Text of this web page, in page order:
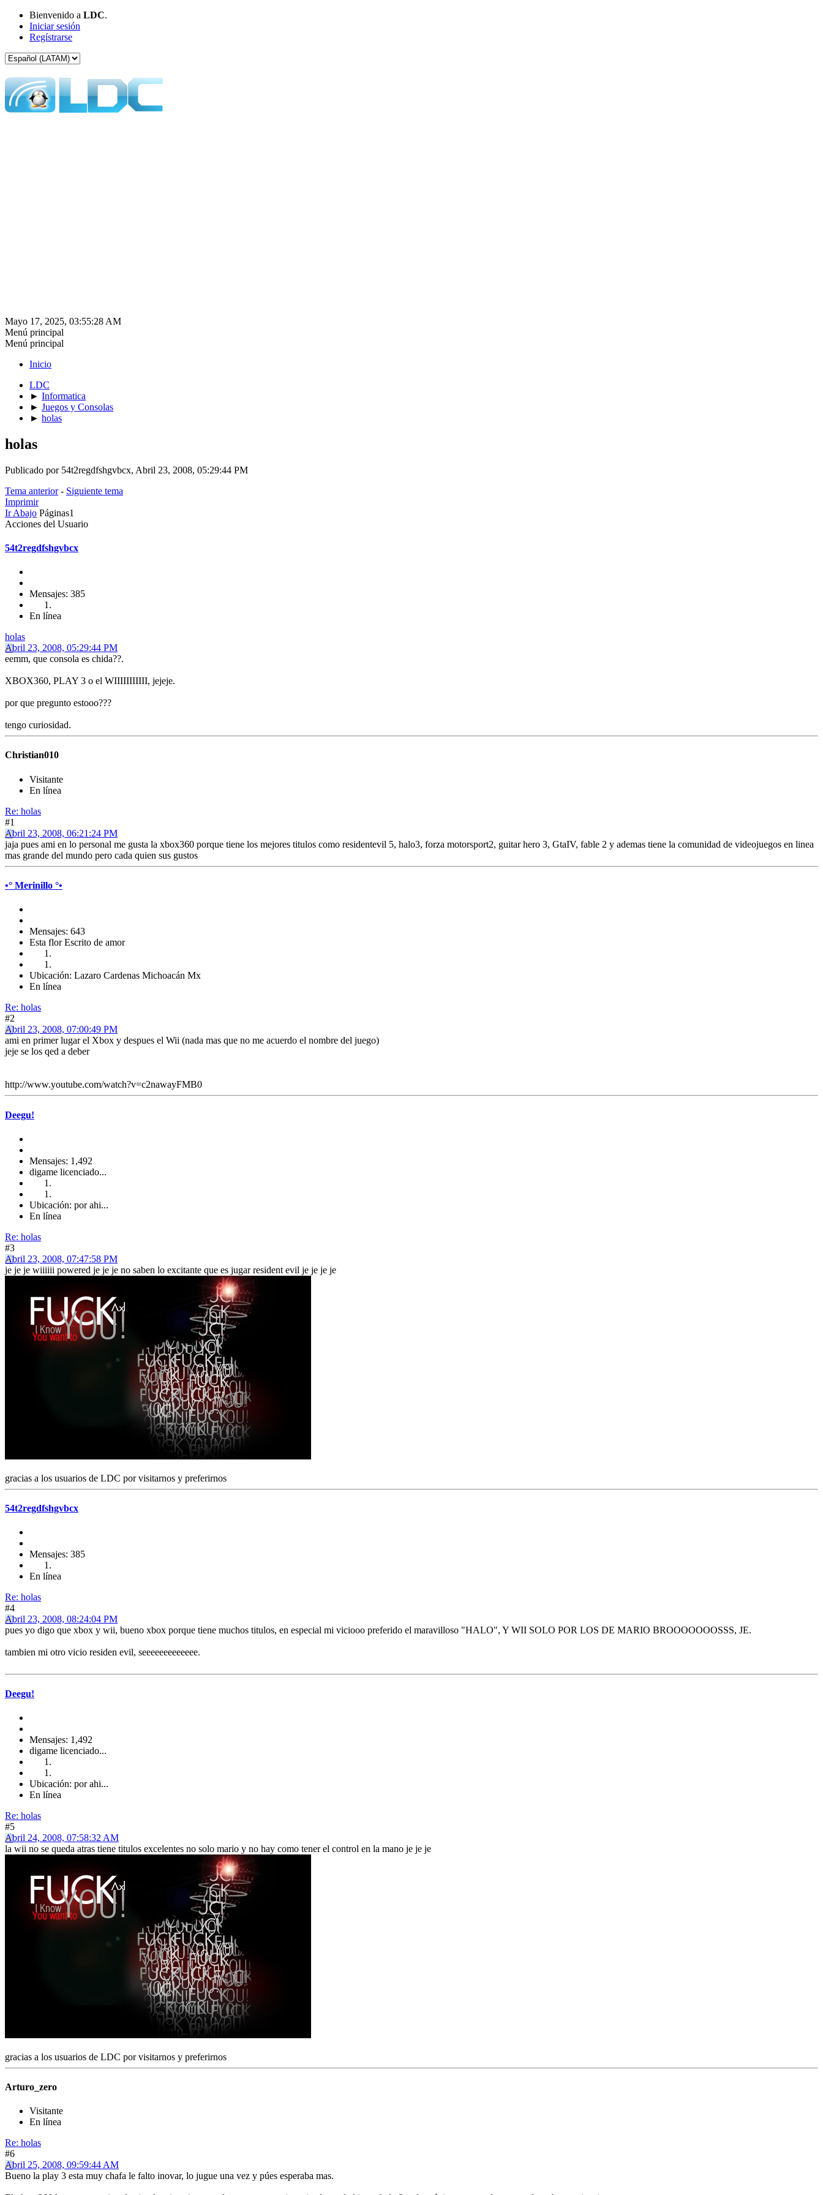
Bienvenido a LDC.
Iniciar sesión
Regístrarse
Mayo 17, 2025, 03:55:28 AM
Menú principal
Menú principal
Inicio
LDC
► Informatica
► Juegos y Consolas
► holas
holas
Publicado por 54t2regdfshgvbcx, Abril 23, 2008, 05:29:44 PM
Tema anterior- Siguiente tema
Imprimir
Ir Abajo Páginas1
Acciones del Usuario
54t2regdfshgvbcx
Mensajes: 385
En línea
holas
Abril 23, 2008, 05:29:44 PM
eemm, que consola es chida??.
XBOX360, PLAY 3 o el WIIIIIIIIIII, jejeje.
por que pregunto estooo???
tengo curiosidad.
Christian010
Visitante
En línea
Re: holas
#1
Abril 23, 2008, 06:21:24 PM
jaja pues ami en lo personal me gusta la xbox360 porque tiene los mejores titulos como residentevil 5, halo3, forza motorsport2, guitar hero 3, GtaIV, fable 2 y ademas tiene la comunidad de videojuegos en linea
mas grande del mundo pero cada quien sus gustos
•° Merinillo °•
Mensajes: 643
Esta flor Escrito de amor
Ubicación: Lazaro Cardenas Michoacán Mx
En línea
Re: holas
#2
Abril 23, 2008, 07:00:49 PM
ami en primer lugar el Xbox y despues el Wii (nada mas que no me acuerdo el nombre del juego)
jeje se los qed a deber
http://www.youtube.com/watch?v=c2nawayFMB0
Deegu!
Mensajes: 1,492
digame licenciado...
Ubicación: por ahi...
En línea
Re: holas
#3
Abril 23, 2008, 07:47:58 PM
je je je wiiiiii powered je je je no saben lo excitante que es jugar resident evil je je je je
gracias a los usuarios de LDC por visitarnos y preferirnos
54t2regdfshgvbcx
Mensajes: 385
En línea
Re: holas
#4
Abril 23, 2008, 08:24:04 PM
pues yo digo que xbox y wii, bueno xbox porque tiene muchos titulos, en especial mi viciooo preferido el maravilloso "HALO", Y WII SOLO POR LOS DE MARIO BROOOOOOOSSS, JE.
tambien mi otro vicio residen evil, seeeeeeeeeeeee.
Deegu!
Mensajes: 1,492
digame licenciado...
Ubicación: por ahi...
En línea
Re: holas
#5
Abril 24, 2008, 07:58:32 AM
la wii no se queda atras tiene titulos excelentes no solo mario y no hay como tener el control en la mano je je je
gracias a los usuarios de LDC por visitarnos y preferirnos
Arturo_zero
Visitante
En línea
Re: holas
#6
Abril 25, 2008, 09:59:44 AM
Bueno la play 3 esta muy chafa le falto inovar, lo jugue una vez y púes esperaba mas.